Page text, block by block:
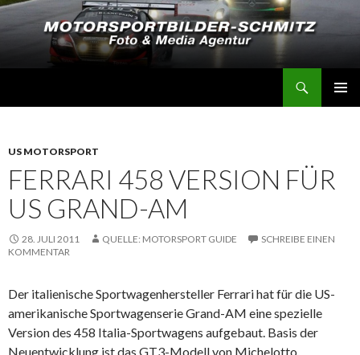
US MOTORSPORT
FERRARI 458 VERSION FÜR
US GRAND-AM
28. JULI 2011 QUELLE: MOTORSPORT GUIDE
SCHREIBE EINEN
KOMMENTAR
Der italienische Sportwagenhersteller Ferrari hat für die US-
amerikanische Sportwagenserie Grand-AM eine spezielle
Version des 458 Italia-Sportwagens aufgebaut. Basis der
Neuentwicklung ist das GT3-Modell von Michelotto.